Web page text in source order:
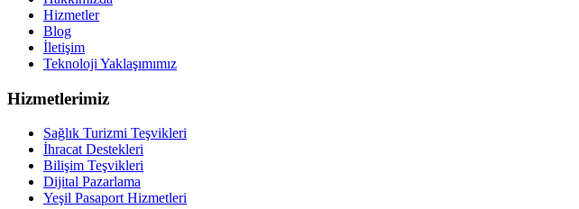
Hizmetler
Blog
İletişim
Teknoloji Yaklaşımımız
Hizmetlerimiz
Sağlık Turizmi Teşvikleri
İhracat Destekleri
Bilişim Teşvikleri
Dijital Pazarlama
Yeşil Pasaport Hizmetleri